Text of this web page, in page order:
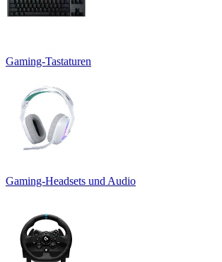
Gaming-Tastaturen
Gaming-Headsets und Audio